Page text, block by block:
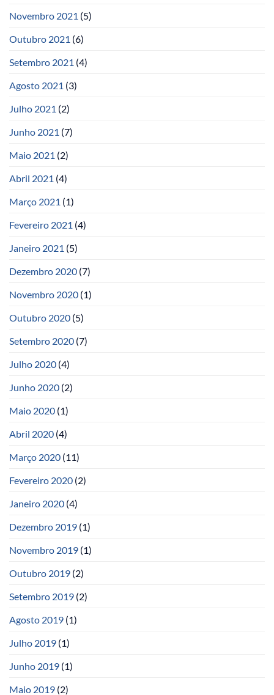
Novembro 2021 (5)
Outubro 2021 (6)
Setembro 2021 (4)
Agosto 2021 (3)
Julho 2021 (2)
Junho 2021 (7)
Maio 2021 (2)
Abril 2021 (4)
Março 2021 (1)
Fevereiro 2021 (4)
Janeiro 2021 (5)
Dezembro 2020 (7)
Novembro 2020 (1)
Outubro 2020 (5)
Setembro 2020 (7)
Julho 2020 (4)
Junho 2020 (2)
Maio 2020 (1)
Abril 2020 (4)
Março 2020 (11)
Fevereiro 2020 (2)
Janeiro 2020 (4)
Dezembro 2019 (1)
Novembro 2019 (1)
Outubro 2019 (2)
Setembro 2019 (2)
Agosto 2019 (1)
Julho 2019 (1)
Junho 2019 (1)
Maio 2019 (2)